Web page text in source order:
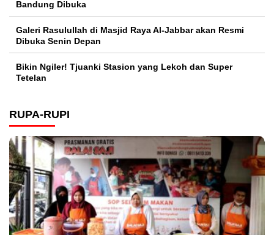
Bandung Dibuka
Galeri Rasulullah di Masjid Raya Al-Jabbar akan Resmi
Dibuka Senin Depan
Bikin Ngiler! Tjuanki Stasion yang Lekoh dan Super
Tetelan
RUPA-RUPI